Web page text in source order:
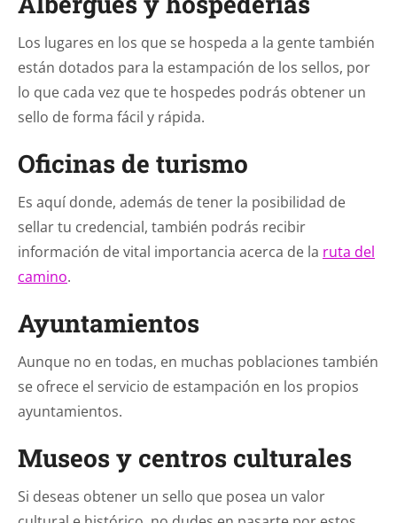
Los lugares en los que se hospeda a la gente también
están dotados para la estampación de los sellos, por
lo que cada vez que te hospedes podrás obtener un
sello de forma fácil y rápida.
Oficinas de turismo
Es aquí donde, además de tener la posibilidad de
sellar tu credencial, también podrás recibir
información de vital importancia acerca de la ruta del
camino.
Ayuntamientos
Aunque no en todas, en muchas poblaciones también
se ofrece el servicio de estampación en los propios
ayuntamientos.
Museos y centros culturales
Si deseas obtener un sello que posea un valor